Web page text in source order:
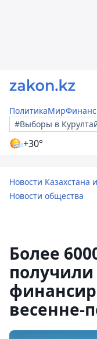
ПолитикаМир
#Выборы в
+30°
Новости Казахстана
Новости общества
Более
получили
весенне-